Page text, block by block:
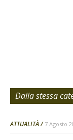
Dalla stessa
ATTUALITÀ 7 Agosto